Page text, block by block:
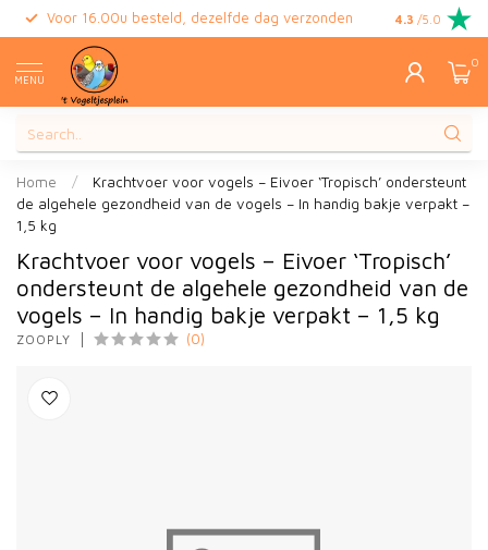
Voor 16.00u besteld, dezelfde dag verzonden Gratis
4.3 /5.0
MENU
0
Home /
Krachtvoer voor vogels – Eivoer ‘Tropisch’ ondersteunt
de algehele gezondheid van de vogels – In handig bakje verpakt –
1,5 kg
Krachtvoer voor vogels – Eivoer ‘Tropisch’
ondersteunt de algehele gezondheid van de
vogels – In handig bakje verpakt – 1,5 kg
ZOOPLY (0)